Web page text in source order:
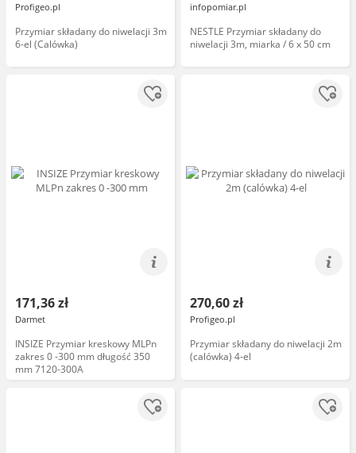
Profigeo.pl
Przymiar składany do niwelacji 3m
6-el (Calówka)
infopomiar.pl
NESTLE Przymiar składany do
niwelacji 3m, miarka / 6 x 50 cm
171,36 zł
Darmet
INSIZE Przymiar kreskowy MLPn
zakres 0 -300 mm długość 350
mm 7120-300A
270,60 zł
Profigeo.pl
Przymiar składany do niwelacji 2m
(calówka) 4-el